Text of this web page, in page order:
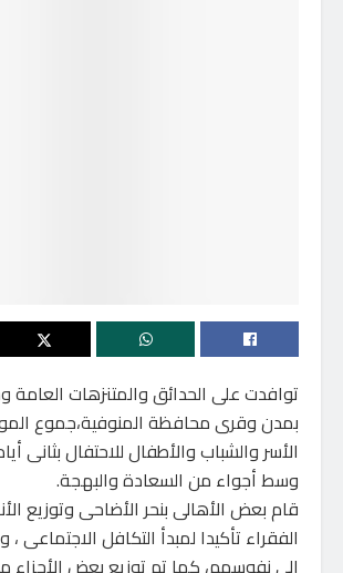
توافدت على الحدائق والمتنزهات العامة
بمدن وقرى محافظة المنوفية،جموع
الأسر والشباب والأطفال للاحتفال بثانى
وسط أجواء من السعادة والبهجة.
قام بعض الأهالى بنحر الأضاحى وتوزيع
الفقراء تأكيدا لمبدأ التكافل الاجتماعى